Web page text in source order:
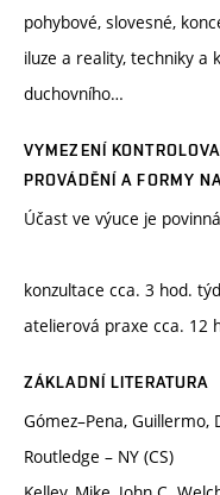
pohybové, slovesné,
iluze a reality, techniky a
duchovního…
VYMEZENÍ
PROVÁDĚNÍ A FORMY
Účast ve výuce je
konzultace cca. 3 hod.
atelierová praxe cca. 12
ZÁKLADNÍ LITERATURA
Gómez–Pena,
Routledge – NY (CS)